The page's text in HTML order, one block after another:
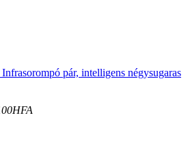
pár, intelligens négysugaras